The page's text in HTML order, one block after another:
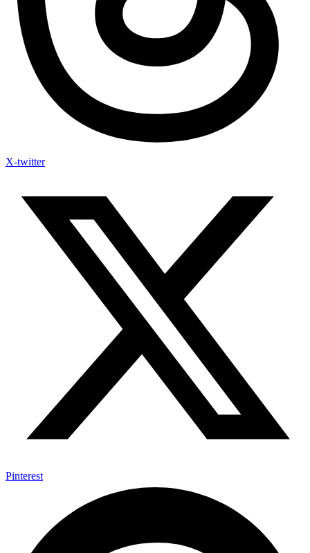
X-twitter
Pinterest